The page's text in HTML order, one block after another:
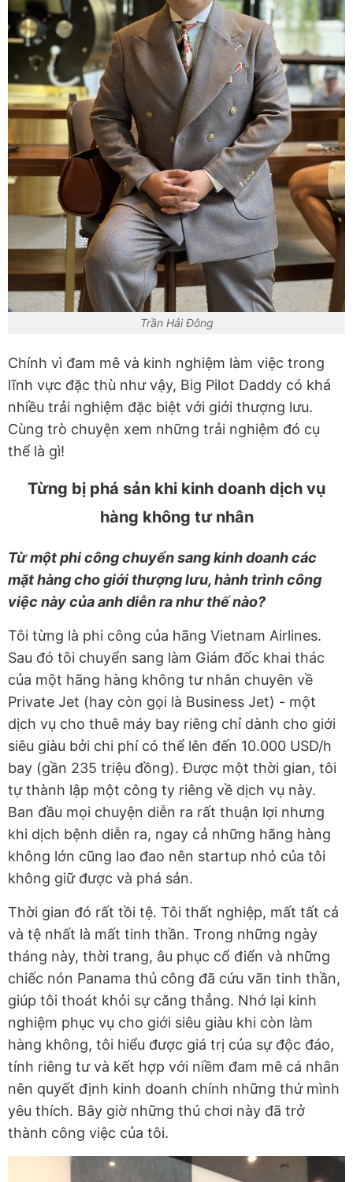
Trần Hải Đông
Chính vì đam mê và kinh nghiệm làm việc trong
lĩnh vực đặc thù như vậy, Big Pilot Daddy có khá
nhiều trải nghiệm đặc biệt với giới thượng lưu.
Cùng trò chuyện xem những trải nghiệm đó cụ
thể là gì!
Từng bị phá sản khi kinh doanh dịch vụ
hàng không tư nhân
Từ một phi công chuyển sang kinh doanh các
mặt hàng cho giới thượng lưu, hành trình công
việc này của anh diễn ra như thế nào?
Tôi từng là phi công của hãng Vietnam Airlines.
Sau đó tôi chuyển sang làm Giám đốc khai thác
của một hãng hàng không tư nhân chuyên về
Private Jet (hay còn gọi là Business Jet) - một
dịch vụ cho thuê máy bay riêng chỉ dành cho giới
siêu giàu bởi chi phí có thể lên đến 10.000 USD/h
bay (gần 235 triệu đồng). Được một thời gian, tôi
tự thành lập một công ty riêng về dịch vụ này.
Ban đầu mọi chuyện diễn ra rất thuận lợi nhưng
khi dịch bệnh diễn ra, ngay cả những hãng hàng
không lớn cũng lao đao nên startup nhỏ của tôi
không giữ được và phá sản.
Thời gian đó rất tồi tệ. Tôi thất nghiệp, mất tất cả
và tệ nhất là mất tinh thần. Trong những ngày
tháng này, thời trang, âu phục cổ điển và những
chiếc nón Panama thủ công đã cứu vãn tinh thần,
giúp tôi thoát khỏi sự căng thẳng. Nhớ lại kinh
nghiệm phục vụ cho giới siêu giàu khi còn làm
hàng không, tôi hiểu được giá trị của sự độc đáo,
tính riêng tư và kết hợp với niềm đam mê cá nhân
nên quyết định kinh doanh chính những thứ mình
yêu thích. Bây giờ những thú chơi này đã trở
thành công việc của tôi.